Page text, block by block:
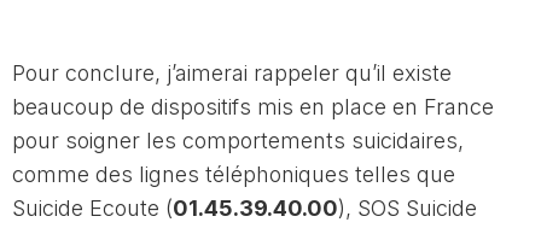
Pour conclure, j’aimerai rappeler qu’il existe
beaucoup de dispositifs mis en place en France
pour soigner les comportements suicidaires,
comme des lignes téléphoniques telles que
Suicide Ecoute (01.45.39.40.00), SOS Suicide